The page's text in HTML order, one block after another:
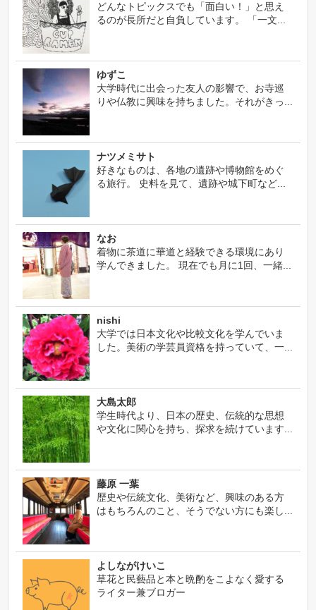
どんなトピックスでも「面白い！」と思え
るのが長所だと自負しています。 「一文...
ゆずこ
大学時代に出会った友人の影響で、お寺巡
りや仏教に興味を持ちました。それがきっ...
ナツメミサト
好きなものは、各地の遺跡や博物館をめぐ
る旅行。 史料を見て、遺跡や城下町など...
なお
着物に茶道に華道と経験できる環境にあり
学んできました。 現在でも月に1回、一緒...
nishi
大学では日本文化や比較文化を学んでいま
した。美術の学芸員資格を持っていて、一...
大島太郎
学生時代より、日本の歴史、伝統的な思想
や文化に関心を持ち、探求を続けています...
藤原 一葉
歴史や伝統文化、美術など、興味のある方
はもちろんのこと、そうでない方にも楽し...
よしながけいこ
草花と民藝品と本と晩酌をこよなく愛する
ライター兼ブロガー